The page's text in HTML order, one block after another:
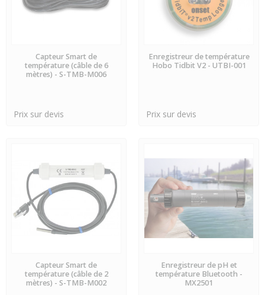
PRÉCOMMANDE
Capteur Smart de
température (câble de 6
mètres) - S-TMB-M006
Prix sur devis
PRÉCOMMANDE
Enregistreur de température
Hobo Tidbit V2 - UTBI-001
Prix sur devis
PRÉCOMMANDE
Capteur Smart de
température (câble de 2
mètres) - S-TMB-M002
PRÉCOMMANDE
Enregistreur de pH et
température Bluetooth -
MX2501